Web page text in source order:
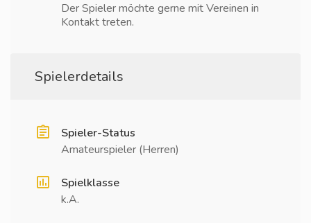
Der Spieler möchte gerne mit Vereinen in
Kontakt treten.
Spielerdetails
Spieler-Status
Amateurspieler (Herren)
Spielklasse
k.A.